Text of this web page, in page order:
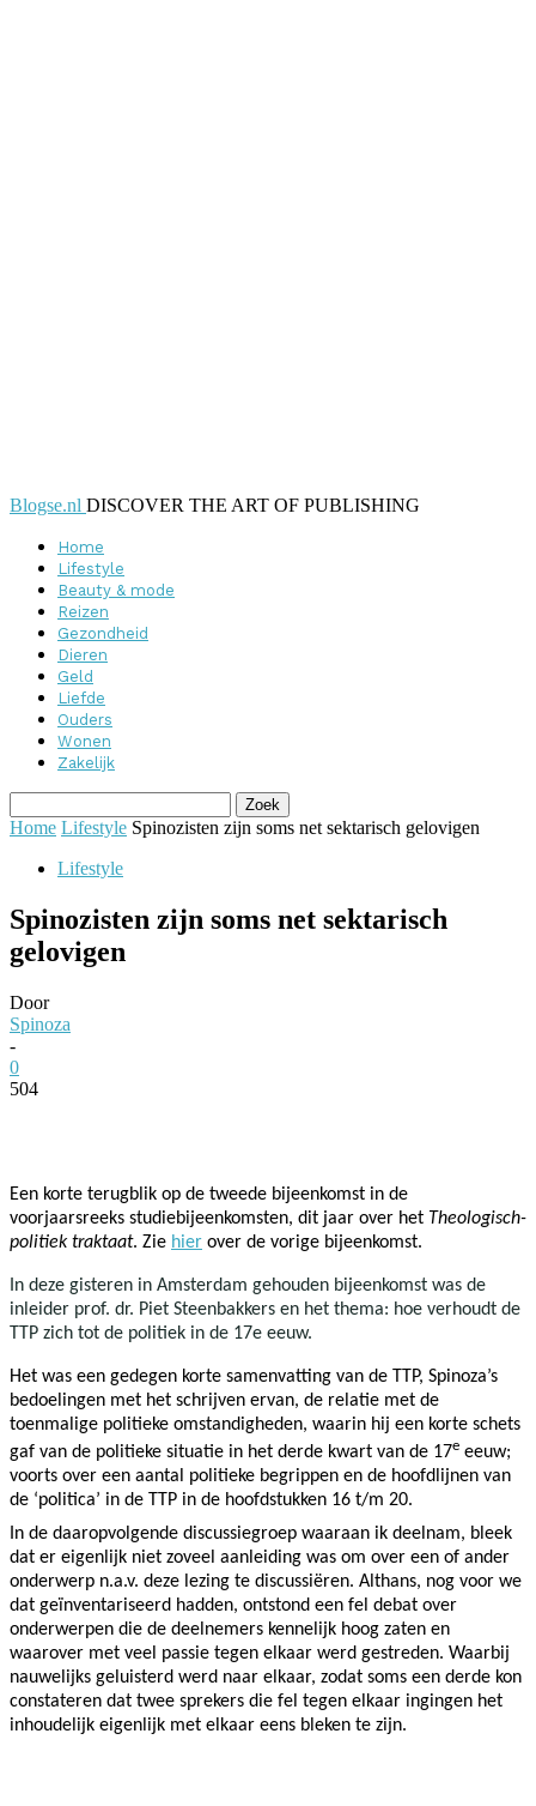
Blogse.nl DISCOVER THE ART OF PUBLISHING
Home
Lifestyle
Beauty & mode
Reizen
Gezondheid
Dieren
Geld
Liefde
Ouders
Wonen
Zakelijk
Home Lifestyle Spinozisten zijn soms net sektarisch gelovigen
Lifestyle
Spinozisten zijn soms net sektarisch
gelovigen
Door
Spinoza
-
0
504
Een korte terugblik op de tweede bijeenkomst in de
voorjaarsreeks studiebijeenkomsten, dit jaar over het Theologisch-
politiek traktaat. Zie hier over de vorige bijeenkomst.
In deze gisteren in Amsterdam gehouden bijeenkomst was de
inleider prof. dr. Piet Steenbakkers en het thema: hoe verhoudt de
TTP zich tot de politiek in de 17e eeuw.
Het was een gedegen korte samenvatting van de TTP, Spinoza’s
bedoelingen met het schrijven ervan, de relatie met de
toenmalige politieke omstandigheden, waarin hij een korte schets
gaf van de politieke situatie in het derde kwart van de 17e eeuw;
voorts over een aantal politieke begrippen en de hoofdlijnen van
de ‘politica’ in de TTP in de hoofdstukken 16 t/m 20.
In de daaropvolgende discussiegroep waaraan ik deelnam, bleek
dat er eigenlijk niet zoveel aanleiding was om over een of ander
onderwerp n.a.v. deze lezing te discussiëren. Althans, nog voor we
dat geïnventariseerd hadden, ontstond een fel debat over
onderwerpen die de deelnemers kennelijk hoog zaten en
waarover met veel passie tegen elkaar werd gestreden. Waarbij
nauwelijks geluisterd werd naar elkaar, zodat soms een derde kon
constateren dat twee sprekers die fel tegen elkaar ingingen het
inhoudelijk eigenlijk met elkaar eens bleken te zijn.